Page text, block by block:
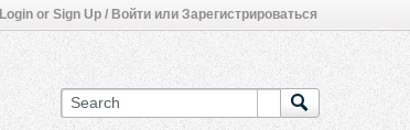
Login or Sign Up / Войти или Зарегистрироваться